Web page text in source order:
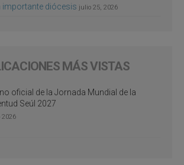
importante diócesis julio 25, 2026
MÁS VISTAS
oficial de la Jornada Mundial de la
Seúl 2027
2026